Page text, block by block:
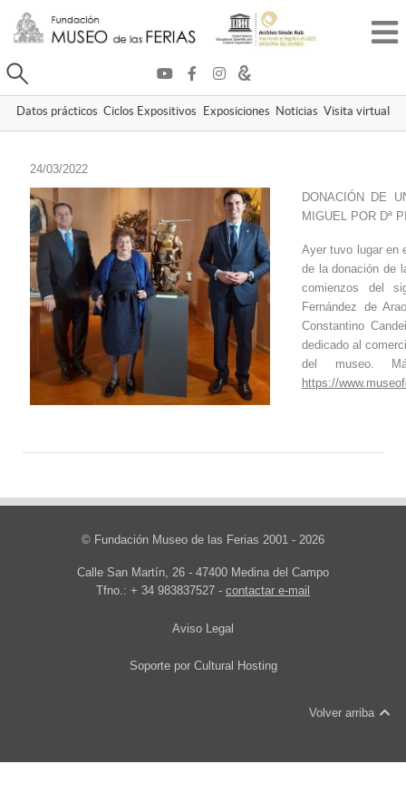
Buscar
Datos prácticos Ciclos Expositivos Exposiciones Noticias Visita virtual
24/03/2022
DONACIÓN DE
MIGUEL POR Dª
Ayer tuvo lugar en
de la donación de
comienzos del
Fernández de
Constantino
dedicado al
del museo.
https://
© Fundación Museo de las Ferias 2001 - 2026
Calle San Martín, 26 - 47400 Medina del Campo
Tfno.: + 34 983837527 - contactar e-mail
Aviso Legal
Soporte por Cultural Hosting
Volver arriba